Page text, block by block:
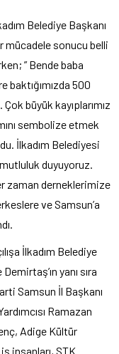
Belediye Başkanı
sonucu belli
” Bende baba
500
büyük kayıplarımız
sembolize etmek
İlkadım Belediyesi
duyuyoruz.
zaman derneklerimize
ve Samsun’a
İlkadım Belediye
yanı sıra
Samsun İl Başkanı
Ramazan
Adige Kültür
insanları, STK